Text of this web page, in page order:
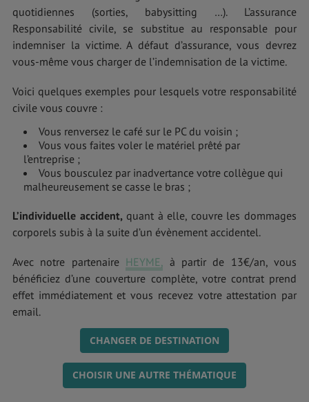
quotidiennes (sorties, babysitting …). L’assurance
Responsabilité civile, se substitue au responsable pour
indemniser la victime. A défaut d’assurance, vous devrez
vous-même vous charger de l’indemnisation de la victime.
Voici quelques exemples pour lesquels votre responsabilité
civile vous couvre :
Vous renversez le café sur le PC du voisin ;
Vous vous faites voler le matériel prêté par
l’entreprise ;
Vous bousculez par inadvertance votre collègue qui
malheureusement se casse le bras ;
L’individuelle accident, quant à elle, couvre les dommages
corporels subis à la suite d’un évènement accidentel.
Avec notre partenaire HEYME,
à partir de 13€/an, vous
bénéficiez d’une couverture complète, votre contrat prend
effet immédiatement et vous recevez votre attestation par
email.
CHANGER DE DESTINATION
CHOISIR UNE AUTRE THÉMATIQUE